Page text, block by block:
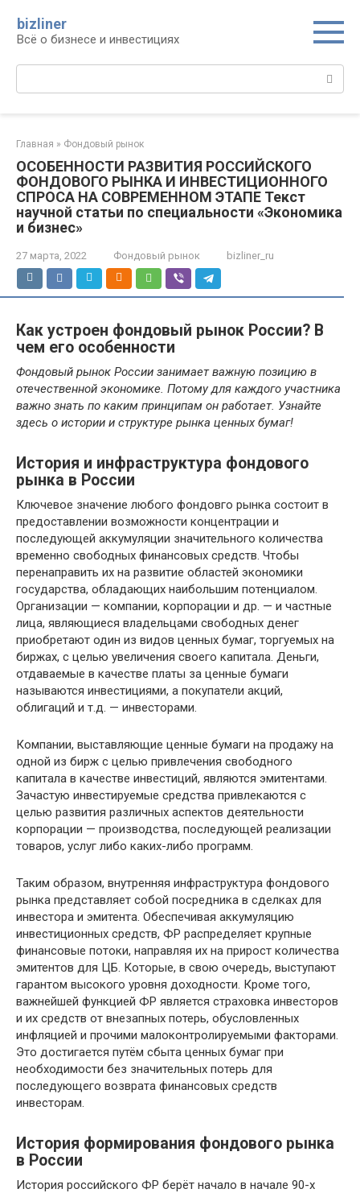
контенту
bizliner
Всё о бизнесе и инвестициях
Поиск:
Главная » Фондовый рынок
ОСОБЕННОСТИ РАЗВИТИЯ РОССИЙСКОГО
ФОНДОВОГО РЫНКА И ИНВЕСТИЦИОННОГО
СПРОСА НА СОВРЕМЕННОМ ЭТАПЕ Текст
научной статьи по специальности «Экономика
и бизнес»
27 марта, 2022 Фондовый рынок bizliner_ru
Как устроен фондовый рынок России? В
чем его особенности
Фондовый рынок России занимает важную позицию в
отечественной экономике. Потому для каждого участника
важно знать по каким принципам он работает. Узнайте
здесь о истории и структуре рынка ценных бумаг!
История и инфраструктура фондового
рынка в России
Ключевое значение любого фондовго рынка состоит в
предоставлении возможности концентрации и
последующей аккумуляции значительного количества
временно свободных финансовых средств. Чтобы
перенаправить их на развитие областей экономики
государства, обладающих наибольшим потенциалом.
Организации — компании, корпорации и др. — и частные
лица, являющиеся владельцами свободных денег
приобретают один из видов ценных бумаг, торгуемых на
биржах, с целью увеличения своего капитала. Деньги,
отдаваемые в качестве платы за ценные бумаги
называются инвестициями, а покупатели акций,
облигаций и т.д. — инвесторами.
Компании, выставляющие ценные бумаги на продажу на
одной из бирж с целью привлечения свободного
капитала в качестве инвестиций, являются эмитентами.
Зачастую инвестируемые средства привлекаются с
целью развития различных аспектов деятельности
корпорации — производства, последующей реализации
товаров, услуг либо каких-либо программ.
Таким образом, внутренняя инфраструктура фондового
рынка представляет собой посредника в сделках для
инвестора и эмитента. Обеспечивая аккумуляцию
инвестиционных средств, ФР распределяет крупные
финансовые потоки, направляя их на прирост количества
эмитентов для ЦБ. Которые, в свою очередь, выступают
гарантом высокого уровня доходности. Кроме того,
важнейшей функцией ФР является страховка инвесторов
и их средств от внезапных потерь, обусловленных
инфляцией и прочими малоконтролируемыми факторами.
Это достигается путём сбыта ценных бумаг при
необходимости без значительных потерь для
последующего возврата финансовых средств
инвесторам.
История формирования фондового рынка
в России
История российского ФР берёт начало в начале 90-х